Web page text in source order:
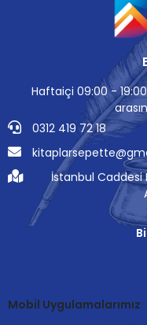
Haftaiçi 09:00 -
0312 419 72 18
İstanbul Caddesi
Mobil Uygulamalarımız